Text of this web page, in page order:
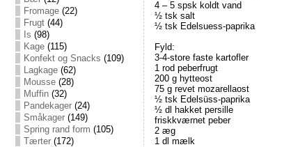
Fromage(22)
Frugt(44)
Is (98)
Kage(115)
Konfekt og Snacks (109)
Lagkage(62)
Mousse(28)
Muffin(32)
Pandekager(24)
Småkager(149)
Spring rand form (105)
Tærter(172)
4 – 5 spsk koldt vand
½ tsk salt
½ tsk Edelsuess-paprika
Fyld:
3-4-store faste kartofler
1 rod peberfrugt
200 g hytteost
75 g revet mozarellaost
½ tsk Edelsüss-paprika
½ dl hakket persille
friskkværnet peber
2 æg
1 dl mælk